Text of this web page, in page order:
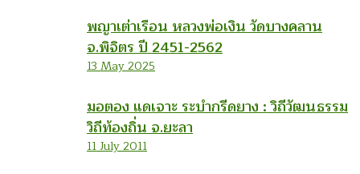
พญาเต่าเรือน หลวงพ่อเงิน วัดบางคลาน
จ.พิจิตร ปี 2451-2562
13 May 2025
มอตอง แดเจาะ ระบำกรีดยาง : วิถีวัฒนธรรม
วิถีท้องถิ่น จ.ยะลา
11 July 2011